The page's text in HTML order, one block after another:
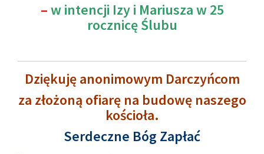
–w intencji Izy i Mariusza w 25
rocznicę Ślubu
Dziękuję anonimowym Darczyńcom
za złożoną ofiarę na budowę naszego
kościoła.
Serdeczne Bóg Zapłać